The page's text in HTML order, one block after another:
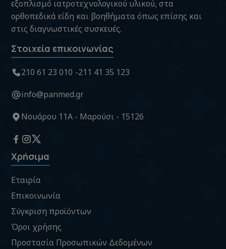
εξοπλισμό ιατροτεχνολογικού υλικού, στα
ορθοπεδικά είδη και βοηθήματα όπως επίσης και
στις διαγνωστικές συσκευές.
Στοιχεία επικοινωνίας
210 61 23 010 211 41 35 123
info@panmed.gr
Νουάρου 11Α - Μαρούσι - 15126
Χρήσιμα
Εταιρία
Επικοινωνία
Σύγκριση προϊόντων
Όροι χρήσης
Προστασία Προσωπικών Δεδομένων